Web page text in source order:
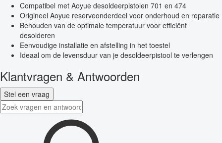
Compatibel met Aoyue desoldeerpistolen 701 en 474
Origineel Aoyue reserveonderdeel voor onderhoud en reparatie
Behouden van de optimale temperatuur voor efficiënt
desolderen
Eenvoudige installatie en afstelling in het toestel
Ideaal om de levensduur van je desoldeerpistool te verlengen
Klantvragen & Antwoorden
Stel een vraag